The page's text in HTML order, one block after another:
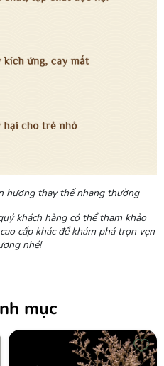
hương thay thế nhang thường
khách hàng có thể tham khảo
cấp khác để khám phá trọn vẹn
nhé!
mục